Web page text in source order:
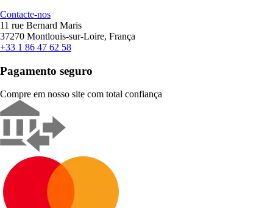
Contacte-nos
11 rue Bernard Maris
37270 Montlouis-sur-Loire, França
+33 1 86 47 62 58
Pagamento seguro
Compre em nosso site com total confiança